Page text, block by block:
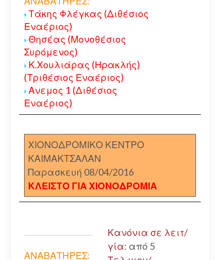
Τάκης Φλέγκας (Διθέσιος
Εναέριος)
Θησέας (Μονοθέσιος
Συρόμενος)
Κ.Χουλιάρας (Ηρακλής)
(Τριθέσιος Εναέριος)
Ανεμος 1 (Διθέσιος
Εναέριος)
ΧΙΟΝΟΔΡΟΜΙΚΟ ΚΕΝΤΡΟ
ΚΑΙΜΑΚΤΣΑΛΑΝ
Παρασκευή 08/04/2016
ΚΛΕΙΣΤΟ ΓΙΑ ΧΙΟΝΟΔΡΟΜΙΑ
ΑΝΑΒΑΤΗΡΕΣ:
Κανόνια σε λειτ/
γία: από 5